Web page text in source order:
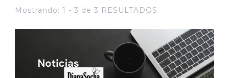
Mostrando: 1 - 3 de 3 RESULTADOS